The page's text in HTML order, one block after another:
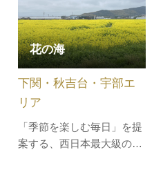
スの槍」が刺さり話題に！
（日本最大・全長7メート
ル超）園内には、約3,500
本の桜、約2万株のショウ
ブやツツジ、アジサイな…
花の海
「季節を楽しむ毎日」を提
案する、西日本最大級の総
下関・秋吉台・宇部エ
リア